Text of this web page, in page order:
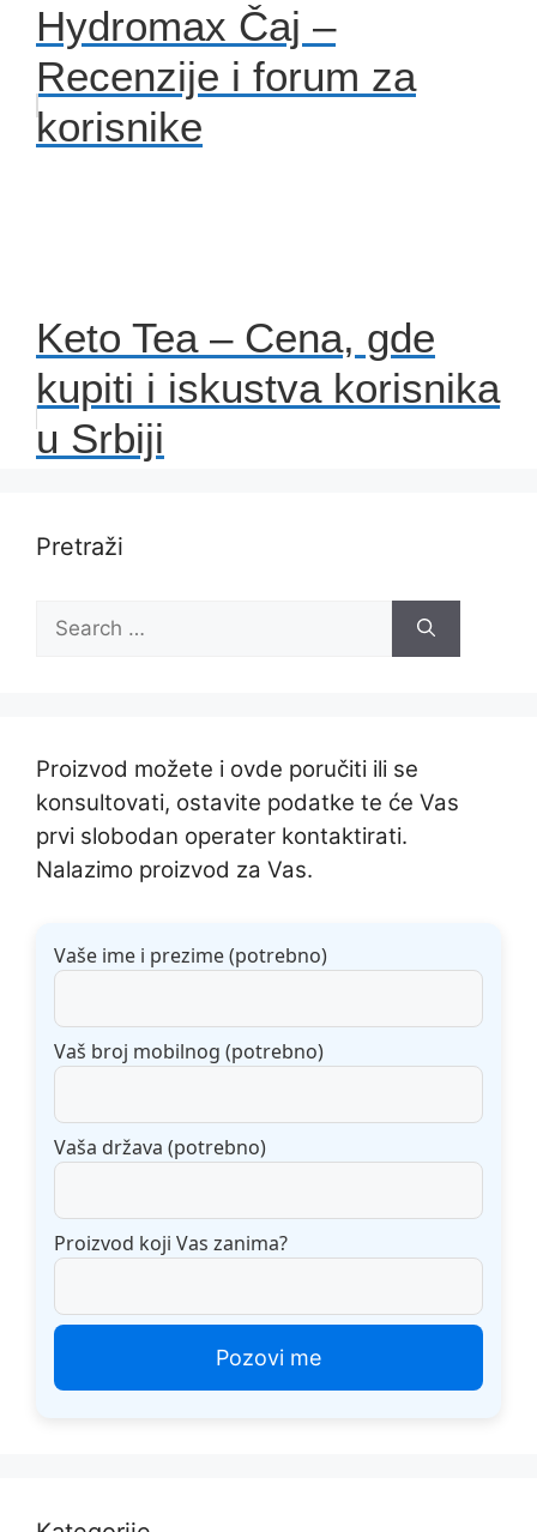
Hydromax Čaj –
Recenzije i forum za
korisnike
Keto Tea – Cena, gde
kupiti i iskustva korisnika
u Srbiji
Pretraži
for:
Proizvod možete i ovde poručiti ili se
konsultovati, ostavite podatke te će Vas
prvi slobodan operater kontaktirati.
Nalazimo proizvod za Vas.
Vaše ime i prezime (potrebno)
Vaš broj mobilnog (potrebno)
Vaša država (potrebno)
Proizvod koji Vas zanima?